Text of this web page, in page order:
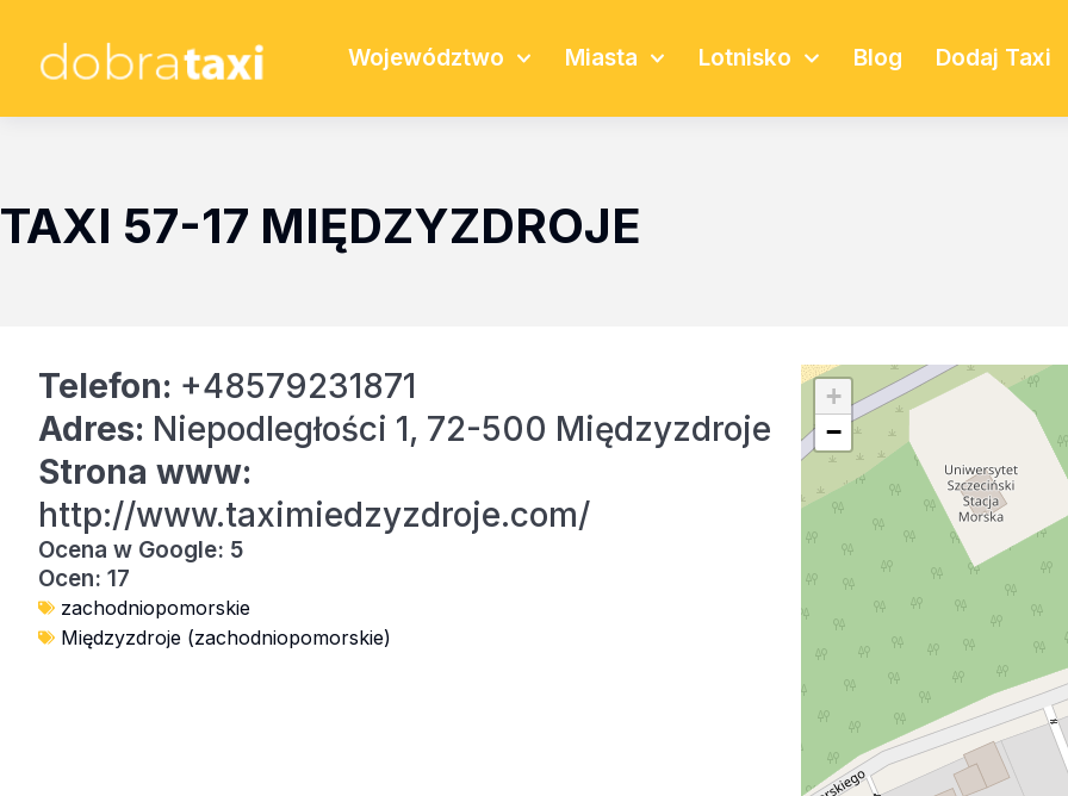
Województwo Miasta Lotnisko Blog Dodaj Taxi
TAXI 57-17 MIĘDZYZDROJE
Telefon: +48579231871
Adres: Niepodległości 1, 72-500 Międzyzdroje
Strona www:
http://www.taximiedzyzdroje.com/
Ocena w Google: 5
Ocen: 17
zachodniopomorskie
Międzyzdroje (zachodniopomorskie)
+
−